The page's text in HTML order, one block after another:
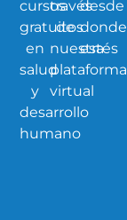
cursos
gratuitos
en
salud
y
desarrollo
humano
través
de
nuestra
plataforma
virtual
desde
donde
estés